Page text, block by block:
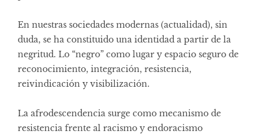
En nuestras sociedades modernas (actualidad), sin
duda, se ha constituido una identidad a partir de la
negritud. Lo “negro” como lugar y espacio seguro de
reconocimiento, integración, resistencia,
reivindicación y visibilización.
La afrodescendencia surge como mecanismo de
resistencia frente al racismo y endoracismo